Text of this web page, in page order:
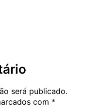
será publicado.
com *